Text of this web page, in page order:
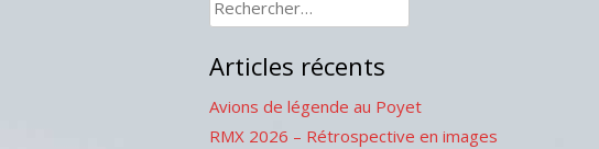
Articles récents
Avions de légende au Poyet
RMX 2026 – Rétrospective en images